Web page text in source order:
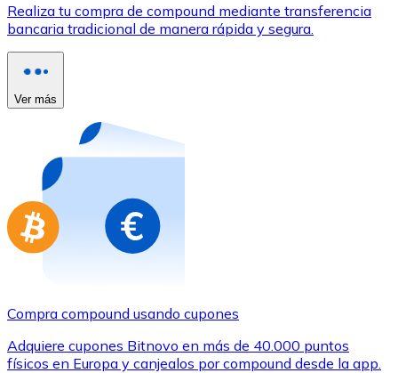
Utiliza tarjetas Visa y Mastercard para comprar
Comprar con tarjeta
Compra tarjetas regalo de tus marcas favoritas con
Ir a la tienda de tarjetas regalo
Realiza tu compra de compound mediante transferencia
bancaria tradicional de manera rápida y segura.
Ver más
Compra compound usando cupones
Adquiere cupones Bitnovo en más de 40.000 puntos
físicos en Europa y canjealos por compound desde la app.